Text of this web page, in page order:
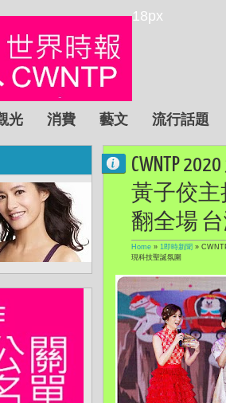
18px
光 消費 藝文 流行話題
CWNTP
黃子佼主
翻全場
Home » 1即時新聞 »
現科技聖誕氛圍